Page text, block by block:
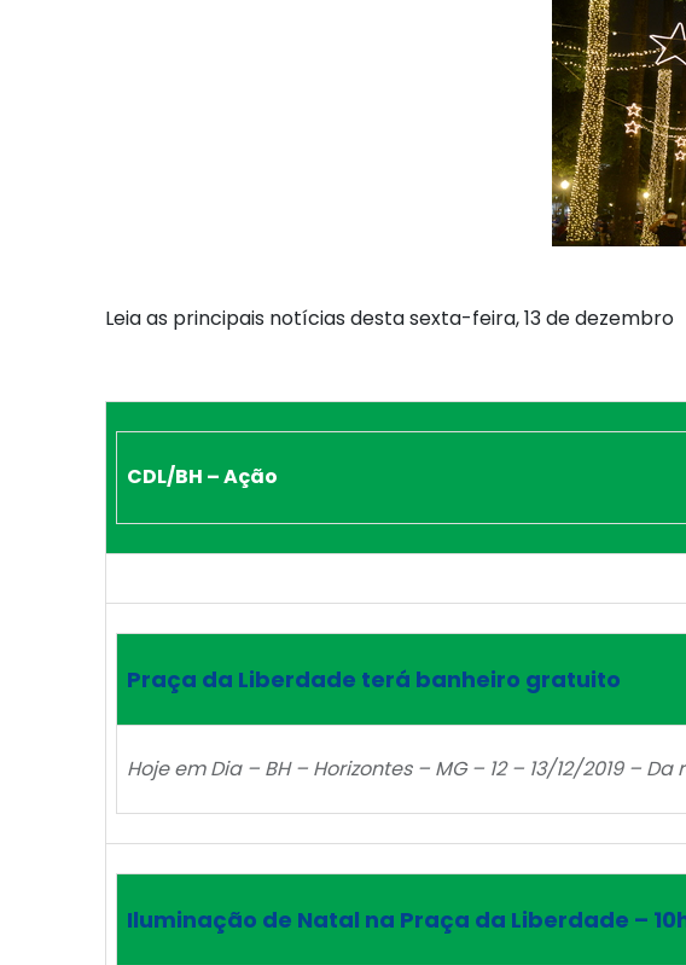
Leia as principais notícias desta sexta-feira, 13 de dezembro
CDL/BH – Ação
Praça da Liberdade terá banheiro gratuito
Hoje em Dia – BH – Horizontes – MG – 12 – 13/12/2019 –
Iluminação de Natal na Praça da Liberdade –